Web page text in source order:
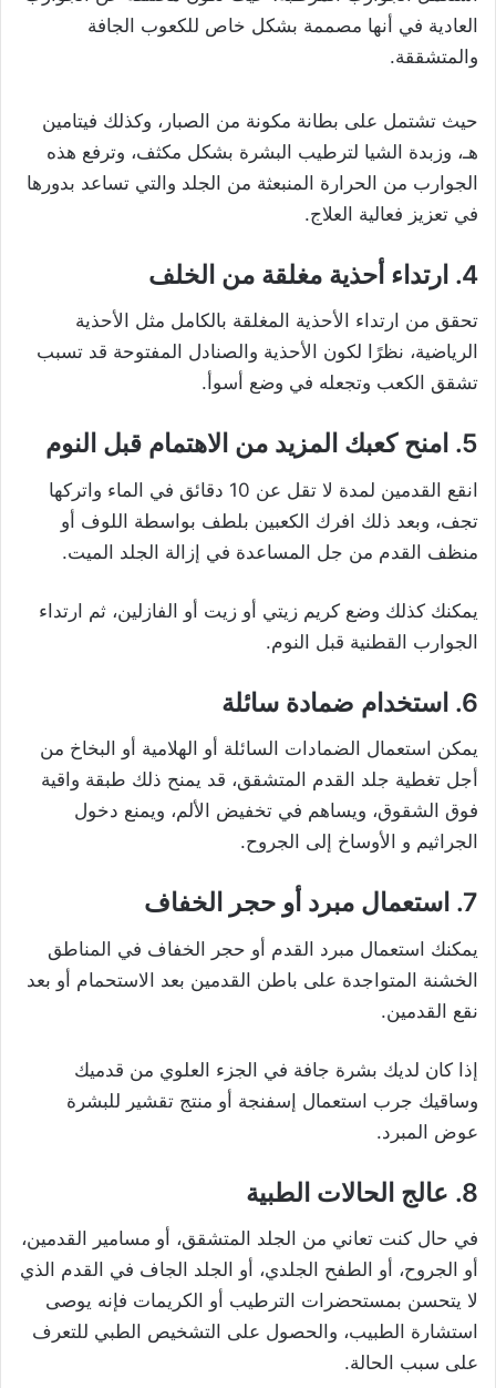
العادية في أنها مصممة بشكل خاص للكعوب الجافة
والمتشققة.
حيث تشتمل على بطانة مكونة من الصبار، وكذلك فيتامين
هـ، وزبدة الشيا لترطيب البشرة بشكل مكثف، وترفع هذه
الجوارب من الحرارة المنبعثة من الجلد والتي تساعد بدورها
في تعزيز فعالية العلاج.
4. ارتداء أحذية مغلقة من الخلف
تحقق من ارتداء الأحذية المغلقة بالكامل مثل الأحذية
الرياضية، نظرًا لكون الأحذية والصنادل المفتوحة قد تسبب
تشقق الكعب وتجعله في وضع أسوأ.
5. امنح كعبك المزيد من الاهتمام قبل النوم
انقع القدمين لمدة لا تقل عن 10 دقائق في الماء واتركها
تجف، وبعد ذلك افرك الكعبين بلطف بواسطة اللوف أو
منظف القدم من جل المساعدة في إزالة الجلد الميت.
يمكنك كذلك وضع كريم زيتي أو زيت أو الفازلين، ثم ارتداء
الجوارب القطنية قبل النوم.
6. استخدام ضمادة سائلة
يمكن استعمال الضمادات السائلة أو الهلامية أو البخاخ من
أجل تغطية جلد القدم المتشقق، قد يمنح ذلك طبقة واقية
فوق الشقوق، ويساهم في تخفيض الألم، ويمنع دخول
الجراثيم و الأوساخ إلى الجروح.
7. استعمال مبرد أو حجر الخفاف
يمكنك استعمال مبرد القدم أو حجر الخفاف في المناطق
الخشنة المتواجدة على باطن القدمين بعد الاستحمام أو بعد
نقع القدمين.
إذا كان لديك بشرة جافة في الجزء العلوي من قدميك
وساقيك جرب استعمال إسفنجة أو منتج تقشير للبشرة
عوض المبرد.
8. عالج الحالات الطبية
في حال كنت تعاني من الجلد المتشقق، أو مسامير القدمين،
أو الجروح، أو الطفح الجلدي، أو الجلد الجاف في القدم الذي
لا يتحسن بمستحضرات الترطيب أو الكريمات فإنه يوصى
استشارة الطبيب، والحصول على التشخيص الطبي للتعرف
على سبب الحالة.